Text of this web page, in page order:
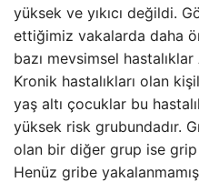
yüksek ve yıkıcı değildi.
ettiğimiz vakalarda daha
bazı mevsimsel
Kronik hastalıkları olan
yaş altı çocuklar bu
yüksek risk grubundadır.
olan bir diğer grup ise grip
Henüz gribe